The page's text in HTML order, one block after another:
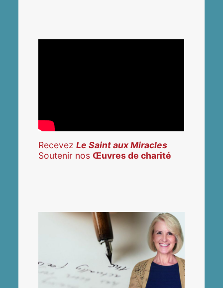
RecevezLe Saint aux Miracles
Soutenir nos Œuvres de charité